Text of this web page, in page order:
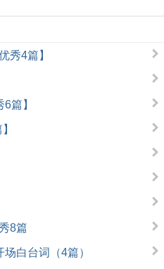
秀4篇】
篇】
8篇
白台词（4篇）